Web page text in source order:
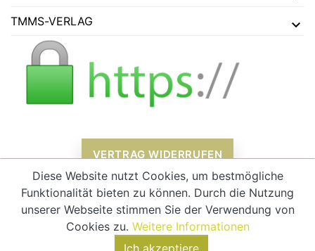
TMMS-VERLAG
VERTRAG WIDERRUFEN
Alle Preise verstehen sich inklusive Mehrwertsteuer und zzgl.
Versandkosten
Diese Website nutzt Cookies, um bestmögliche
Funktionalität bieten zu können. Durch die Nutzung
unserer Webseite stimmen Sie der Verwendung von
Cookies zu. Weitere Informationen
Ich akzeptiere